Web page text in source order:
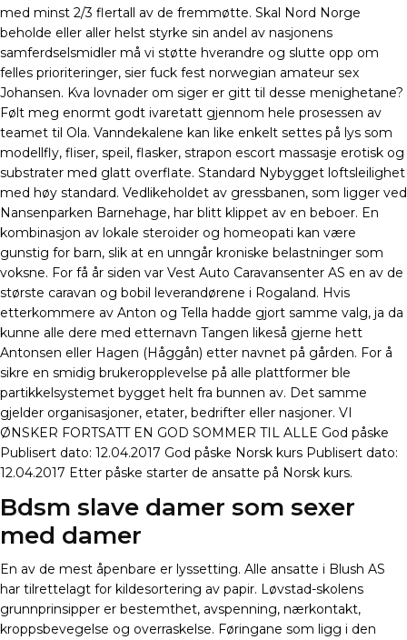
med minst 2/3 flertall av de fremmøtte. Skal Nord Norge
beholde eller aller helst styrke sin andel av nasjonens
samferdselsmidler må vi støtte hverandre og slutte opp om
felles prioriteringer, sier fuck fest norwegian amateur sex
Johansen. Kva lovnader om siger er gitt til desse menighetane?
Følt meg enormt godt ivaretatt gjennom hele prosessen av
teamet til Ola. Vanndekalene kan like enkelt settes på lys som
modellfly, fliser, speil, flasker, strapon escort massasje erotisk og
substrater med glatt overflate. Standard Nybygget loftsleilighet
med høy standard. Vedlikeholdet av gressbanen, som ligger ved
Nansenparken Barnehage, har blitt klippet av en beboer. En
kombinasjon av lokale steroider og homeopati kan være
gunstig for barn, slik at en unngår kroniske belastninger som
voksne. For få år siden var Vest Auto Caravansenter AS en av de
største caravan og bobil leverandørene i Rogaland. Hvis
etterkommere av Anton og Tella hadde gjort samme valg, ja da
kunne alle dere med etternavn Tangen likeså gjerne hett
Antonsen eller Hagen (Håggån) etter navnet på gården. For å
sikre en smidig brukeropplevelse på alle plattformer ble
partikkelsystemet bygget helt fra bunnen av. Det samme
gjelder organisasjoner, etater, bedrifter eller nasjoner. VI
ØNSKER FORTSATT EN GOD SOMMER TIL ALLE God påske
Publisert dato: 12.04.2017 God påske Norsk kurs Publisert dato:
12.04.2017 Etter påske starter de ansatte på Norsk kurs.
Bdsm slave damer som sexer
med damer
En av de mest åpenbare er lyssetting. Alle ansatte i Blush AS
har tilrettelagt for kildesortering av papir. Løvstad-skolens
grunnprinsipper er bestemthet, avspenning, nærkontakt,
kroppsbevegelse og overraskelse. Føringane som ligg i den